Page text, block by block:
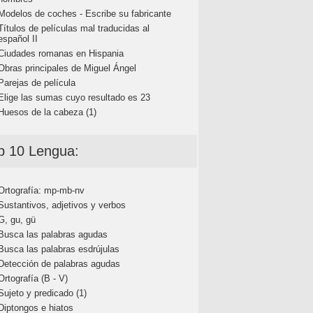
de coches - Escribe su fabricante
de películas mal traducidas al
II
romanas en Hispania
principales de Miguel Ángel
de película
las sumas cuyo resultado es 23
de la cabeza (1)
10 Lengua:
mp-mb-nv
adjetivos y verbos
gu, gü
las palabras agudas
las palabras esdrújulas
de palabras agudas
(B - V)
y predicado (1)
e hiatos